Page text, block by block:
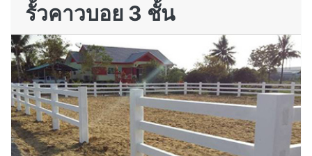
รั้วคาวบอย 3 ชั้น